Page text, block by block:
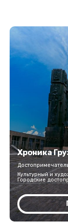
Хроника
Культурный и
Городские